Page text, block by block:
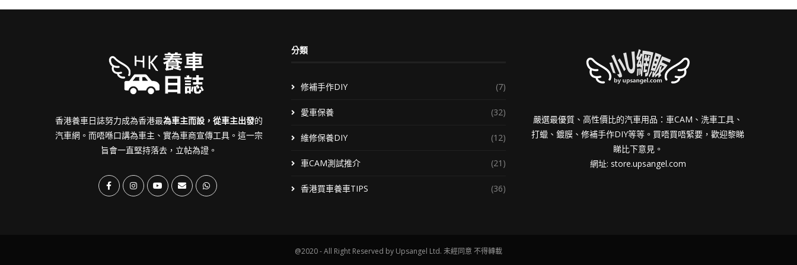
香港養車日誌努力成為香港最為車主而設，從車主出發的
汽車網。而唔喺口講為車主、實為車商宣傳工具。這一宗
旨會一直堅持落去，立帖為證。
分類
修補手作DIY (7)
愛車保養 (32)
維修保養DIY (12)
車CAM測試推介 (21)
香港買車養車TIPS (36)
嚴選最優質、高性價比的汽車用品：車CAM、洗車工具、
打蠟、鍍膜、修補手作DIY等等。買唔買唔緊要，歡迎黎睇
睇比下意見。
網址: store.upsangel.com
@2020 - All Right Reserved by Upsangel Ltd. 未經同意 不得轉載